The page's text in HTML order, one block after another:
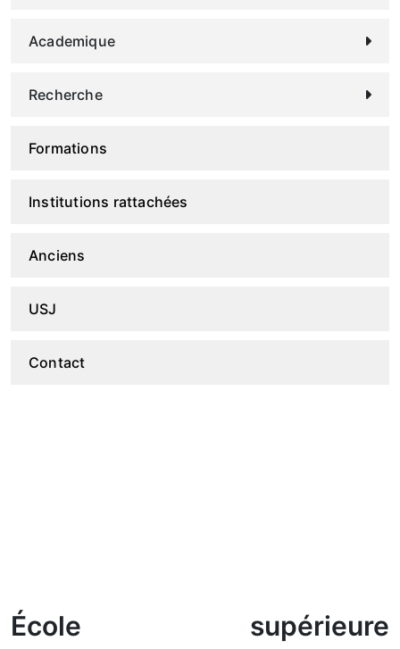
Academique
Recherche
Formations
Institutions rattachées
Anciens
USJ
Contact
École supérieure